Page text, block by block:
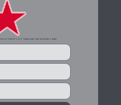
DO PARTIDO DOS TRABALHADORES DE MINAS GERAIS